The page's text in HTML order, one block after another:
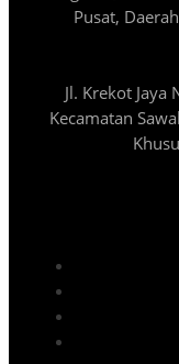
Pusat,
Jl. Krekot Jaya
Kecamatan